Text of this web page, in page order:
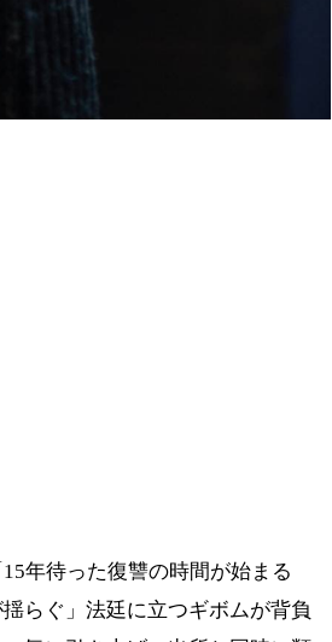
年待った復讐の時間が始まる
らぐ」法廷に立つギボムが背負